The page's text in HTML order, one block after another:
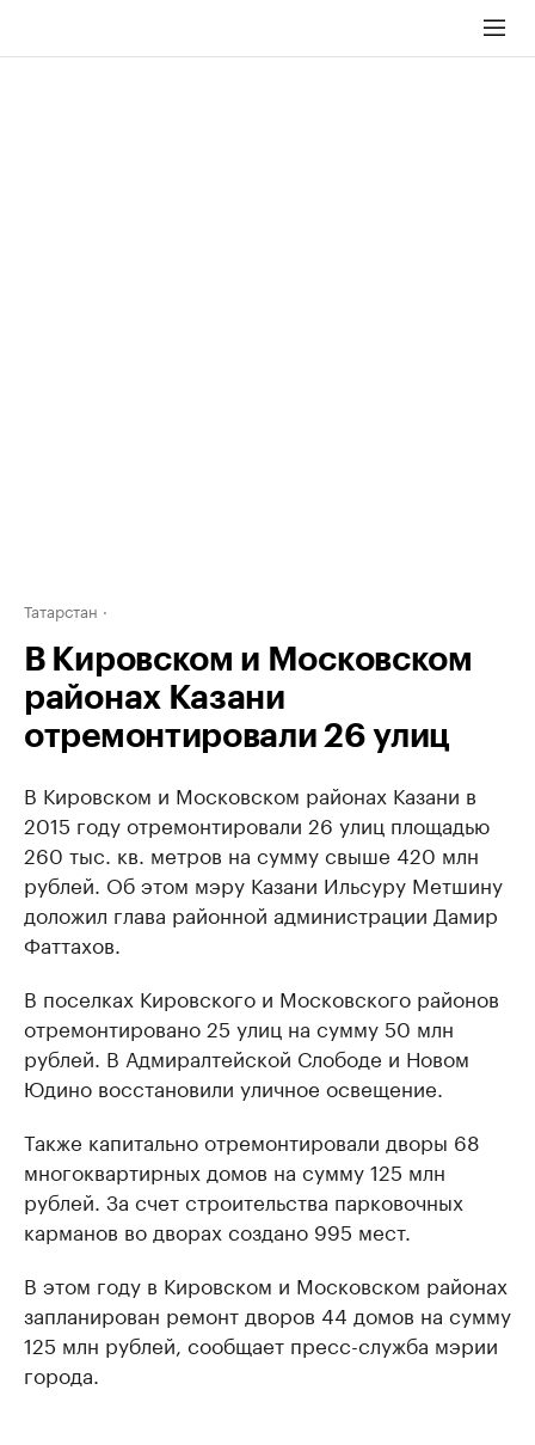
Татарстан
В Кировском и Московском
районах Казани
отремонтировали 26 улиц
В Кировском и Московском районах Казани в
2015 году отремонтировали 26 улиц площадью
260 тыс. кв. метров на сумму свыше 420 млн
рублей. Об этом мэру Казани Ильсуру Метшину
доложил глава районной администрации Дамир
Фаттахов.
В поселках Кировского и Московского районов
отремонтировано 25 улиц на сумму 50 млн
рублей. В Адмиралтейской Слободе и Новом
Юдино восстановили уличное освещение.
Также капитально отремонтировали дворы 68
многоквартирных домов на сумму 125 млн
рублей. За счет строительства парковочных
карманов во дворах создано 995 мест.
В этом году в Кировском и Московском районах
запланирован ремонт дворов 44 домов на сумму
125 млн рублей, сообщает пресс-служба мэрии
города.